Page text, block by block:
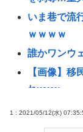
いま巷で流
ｗｗｗｗ
誰かワンウ
【画像】移
れwww
認知症の高
害者の8割
1 : 2021/05/12(水)